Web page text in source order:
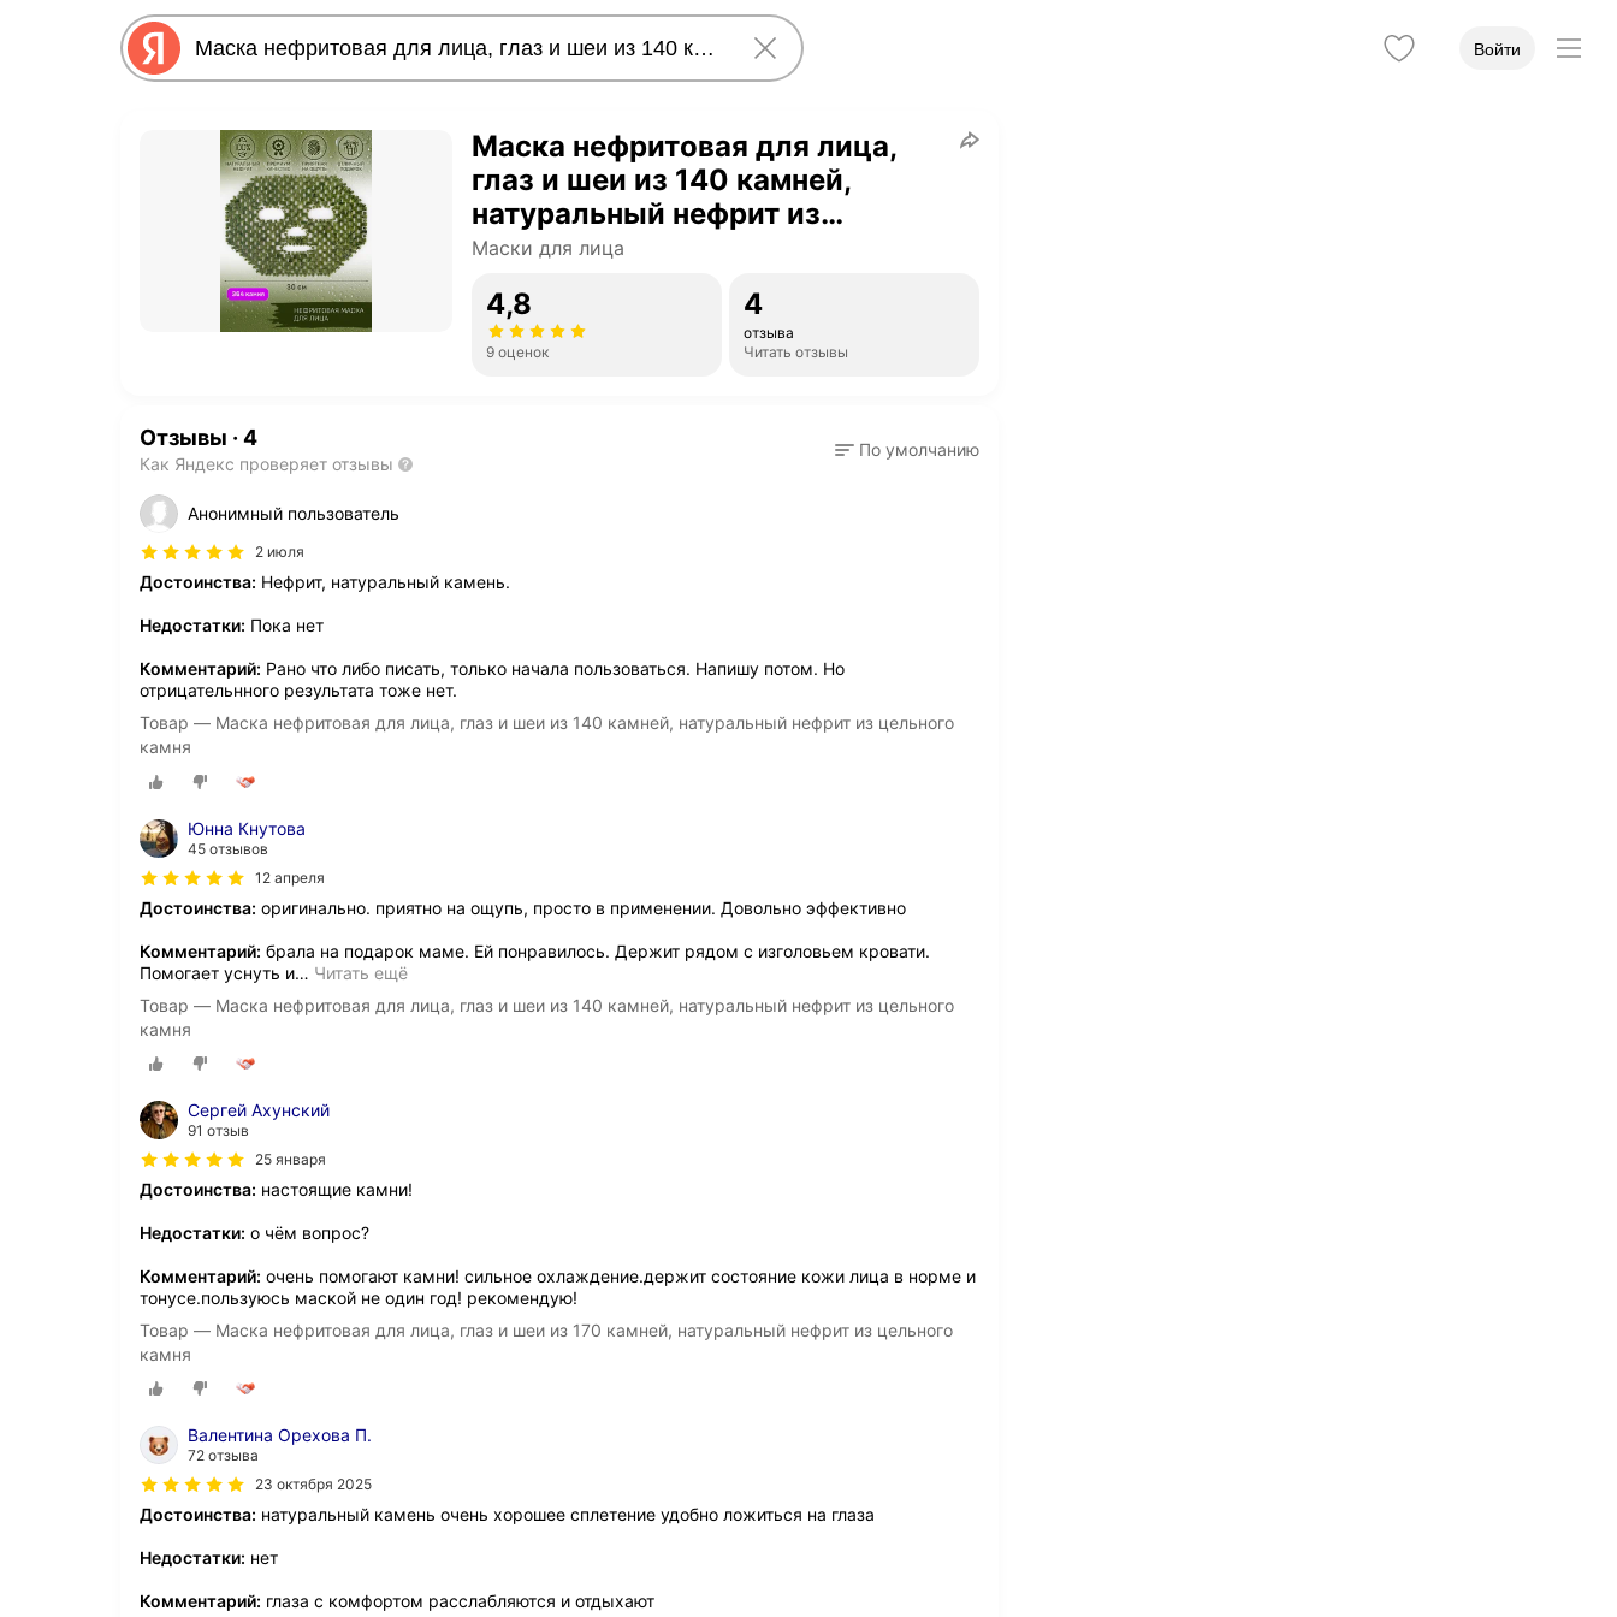
Войти
Маска нефритовая для лица,
глаз и шеи из 140 камней,
натуральный нефрит из
цельного камня
Маски для лица
4,8
9 оценок
4
отзыва
Читать отзывы
Отзывы · 4
Как Яндекс проверяет отзывы
По умолчанию
Анонимный пользователь
2 июля
Достоинства: Нефрит, натуральный камень.
Недостатки: Пока нет
Комментарий: Рано что либо писать, только начала пользоваться. Напишу потом. Но
отрицательнного результата тоже нет.
Товар — Маска нефритовая для лица, глаз и шеи из 140 камней, натуральный нефрит из цельного
камня
Юнна Кнутова
45 отзывов
12 апреля
Достоинства: оригинально. приятно на ощупь, просто в применении. Довольно эффективно
Комментарий: брала на подарок маме. Ей понравилось. Держит рядом с изголовьем кровати.
Помогает уснуть и… Читать ещё
Товар — Маска нефритовая для лица, глаз и шеи из 140 камней, натуральный нефрит из цельного
камня
Сергей Ахунский
91 отзыв
25 января
Достоинства: настоящие камни!
Недостатки: о чём вопрос?
Комментарий: очень помогают камни! сильное охлаждение.держит состояние кожи лица в норме и
тонусе.пользуюсь маской не один год! рекомендую!
Товар — Маска нефритовая для лица, глаз и шеи из 170 камней, натуральный нефрит из цельного
камня
Валентина Орехова П.
72 отзыва
23 октября 2025
Достоинства: натуральный камень очень хорошее сплетение удобно ложиться на глаза
Недостатки: нет
Комментарий: глаза с комфортом расслабляются и отдыхают